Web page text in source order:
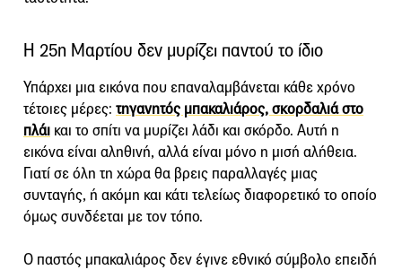
Η 25η Μαρτίου δεν μυρίζει παντού το ίδιο
Υπάρχει μια εικόνα που επαναλαμβάνεται κάθε χρόνο
τέτοιες μέρες: τηγανητός μπακαλιάρος, σκορδαλιά στο
πλάι και το σπίτι να μυρίζει λάδι και σκόρδο. Αυτή η
εικόνα είναι αληθινή, αλλά είναι μόνο η μισή αλήθεια.
Γιατί σε όλη τη χώρα θα βρεις παραλλαγές μιας
συνταγής, ή ακόμη και κάτι τελείως διαφορετικό το οποίο
όμως συνδέεται με τον τόπο.
Ο παστός μπακαλιάρος δεν έγινε εθνικό σύμβολο επειδή